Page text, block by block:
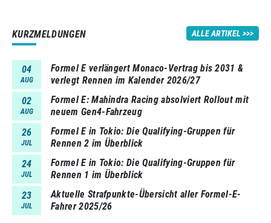
KURZMELDUNGEN ALLE ARTIKEL
04
AUG
Formel E verlängert Monaco-Vertrag bis 2031 &
verlegt Rennen im Kalender 2026/27
02
AUG
Formel E: Mahindra Racing absolviert Rollout mit
neuem Gen4-Fahrzeug
26
JUL
Formel E in Tokio: Die Qualifying-Gruppen für
Rennen 2 im Überblick
24
JUL
Formel E in Tokio: Die Qualifying-Gruppen für
Rennen 1 im Überblick
23
JUL
Aktuelle Strafpunkte-Übersicht aller Formel-E-
Fahrer 2025/26